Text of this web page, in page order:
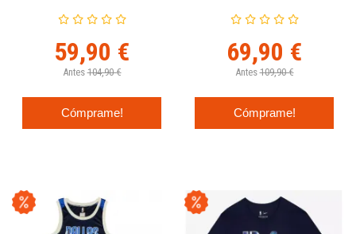
Dallas Mavericks Nike
59,90 €
Antes 104,90 €
Cómprame!
69,90 €
Antes 109,90 €
Cómprame!